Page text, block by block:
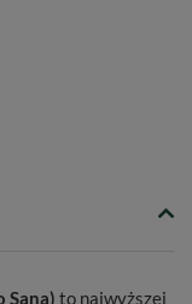
Sana) to najwyższej